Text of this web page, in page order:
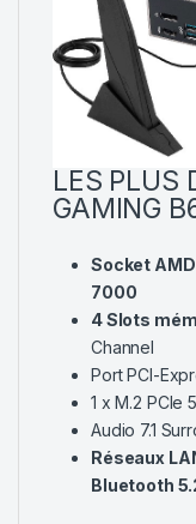
LES PLUS
GAMING
Socket
7000
4 Slots
Channel
Port PCI-
1 x M.2 PCIe
Audio 7.1
Réseaux
Bluetooth